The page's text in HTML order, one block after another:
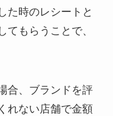
た時のレシートと
てもらうことで、
合、ブランドを評
れない店舗で金額